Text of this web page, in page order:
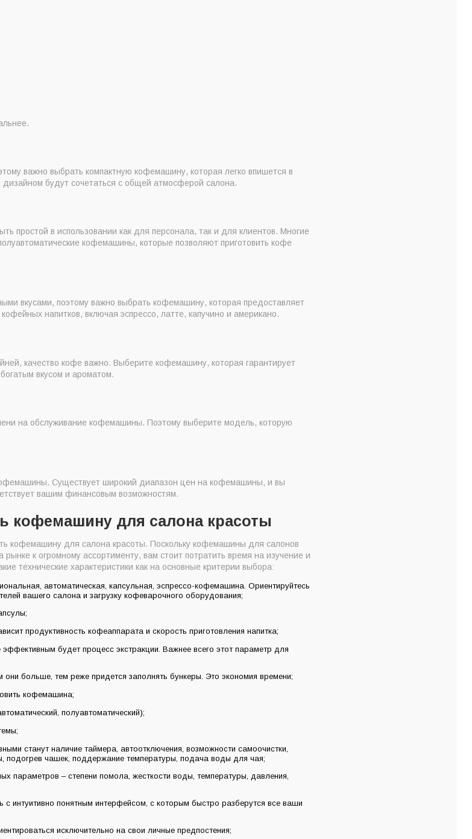
важно выбрать компактную кофемашину, которая легко впишется в
будут сочетаться с общей атмосферой салона.
простой в использовании как для персонала, так и для клиентов. Многие
кофемашины, которые позволяют приготовить кофе
вкусами, поэтому важно выбрать кофемашину, которая предоставляет
напитков, включая эспрессо, латте, капучино и американо.
качество кофе важно. Выберите кофемашину, которая гарантирует
вкусом и ароматом.
на обслуживание кофемашины. Поэтому выберите модель, которую
Существует широкий диапазон цен на кофемашины, и вы
вашим финансовым возможностям.
кофемашину для салона красоты
кофемашину для салона красоты. Поскольку кофемашины для салонов
к огромному ассортименту, вам стоит потратить время на изучение и
технические характеристики как на основные критерии выбора:
автоматическая, капсульная, эспрессо-кофемашина. Ориентируйтесь
вашего салона и загрузку кофеварочного оборудования;
продуктивность кофеаппарата и скорость приготовления напитка;
будет процесс экстракции. Важнее всего этот параметр для
больше, тем реже придется заполнять бункеры. Это экономия времени;
кофемашина;
полуавтоматический);
станут наличие таймера, автоотключения, возможности самоочистки,
подогрев чашек, поддержание температуры, подача воды для чая;
параметров – степени помола, жесткости воды, температуры, давления,
интуитивно понятным интерфейсом, с которым быстро разберутся все ваши
исключительно на свои личные предпостения;